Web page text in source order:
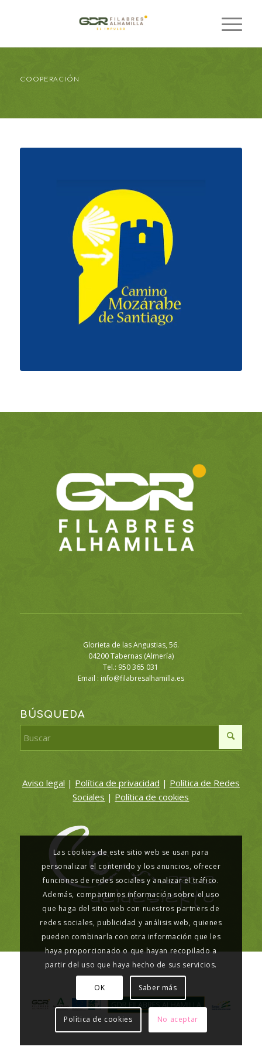
COOPERACIÓN
Glorieta de las Angustias, 56.
04200 Tabernas (Almería)
Tel.: 950 365 031
Email : info@filabresalhamilla.es
BÚSQUEDA
Aviso legal | Política de privacidad | Política de Redes
Sociales | Política de cookies
Las cookies de este sitio web se usan para
personalizar el contenido y los anuncios, ofrecer
funciones de redes sociales y analizar el tráfico.
Además, compartimos información sobre el uso
que haga del sitio web con nuestros partners de
redes sociales, publicidad y análisis web, quienes
pueden combinarla con otra información que les
haya proporcionado o que hayan recopilado a
partir del uso que haya hecho de sus servicios.
OK Saber más
Política de cookies No aceptar